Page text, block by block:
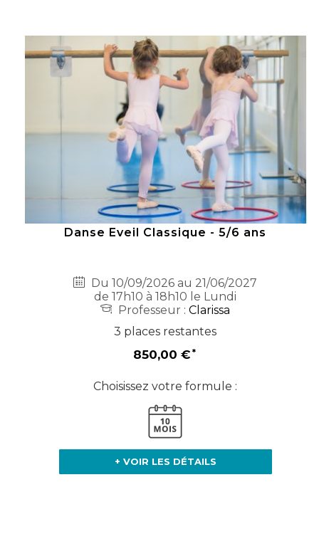
Danse Eveil Classique - 5/6 ans
Du 10/09/2026 au 21/06/2027
de 17h10 à 18h10 le Lundi
Professeur :Clarissa
3 places restantes
850,00 €
Choisissez votre formule :
+ VOIR LES DÉTAILS